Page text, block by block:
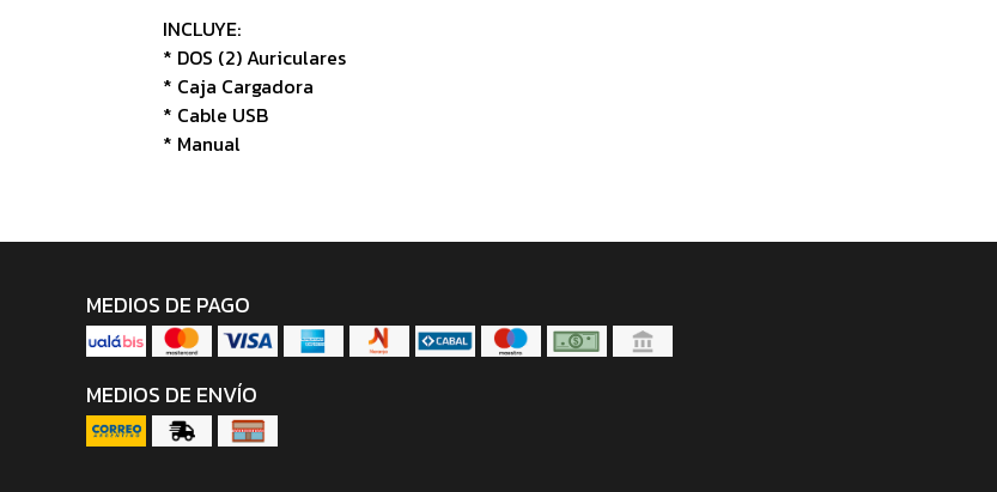
INCLUYE:
* DOS (2) Auriculares
* Caja Cargadora
* Cable USB
* Manual
MEDIOS DE PAGO
MEDIOS DE ENVÍO